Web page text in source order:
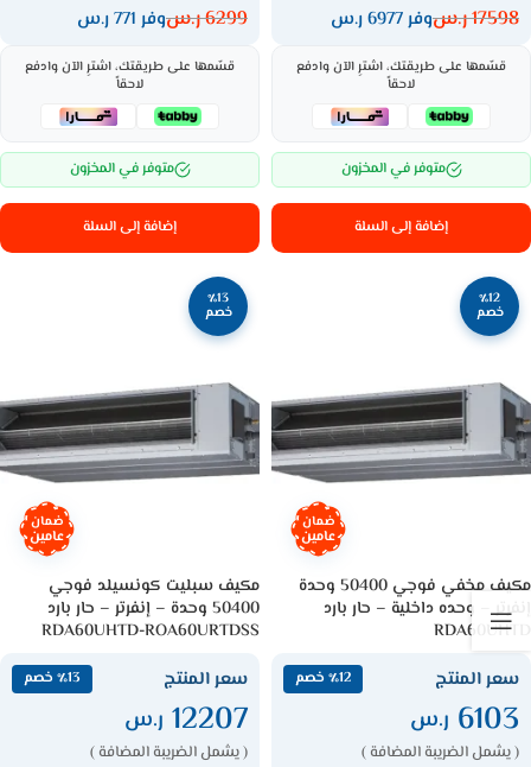
17598ر.سوفر 6977 ر.س
قسّمها على طريقتك، اشترِ الآن وادفع
لاحقاً
متوفر في المخزون
إضافة إلى السلة
6299ر.سوفر 771 ر.س
قسّمها على طريقتك، اشترِ الآن وادفع
لاحقاً
متوفر في المخزون
إضافة إلى السلة
٪12
خصم
ضمان
عامين
مكيف مخفي فوجي 50400 وحدة
إنفرتر – وحده داخلية – حار بارد
RDA60UHTD
سعر المنتج ٪12 خصم
6103 ر.س
( يشمل الضريبة المضافة )
٪13
خصم
ضمان
عامين
مكيف سبليت كونسيلد فوجي
50400 وحدة – إنفرتر – حار بارد
RDA60UHTD-ROA60URTDSS
سعر المنتج ٪13 خصم
12207 ر.س
( يشمل الضريبة المضافة )